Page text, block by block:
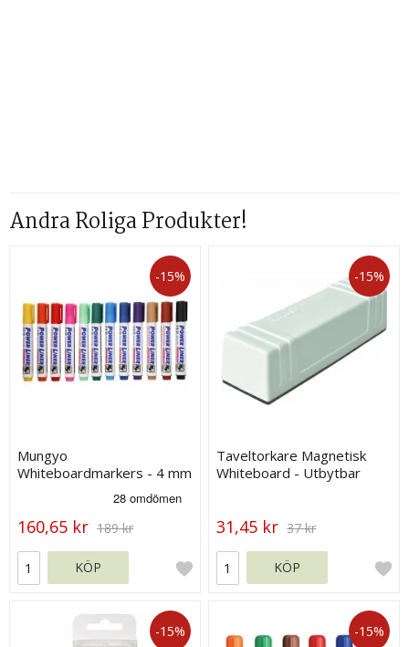
Andra Roliga Produkter!
-15%
Mungyo
Whiteboardmarkers - 4 mm
160,65 kr 189 kr
KÖP
-15%
Taveltorkare Magnetisk
Whiteboard - Utbytbar
31,45 kr 37 kr
KÖP
-15% -15%